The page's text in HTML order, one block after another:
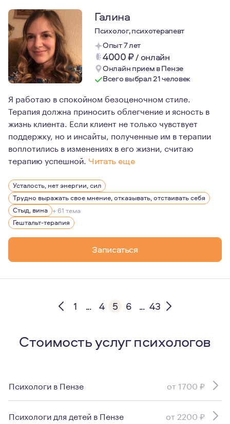
Галина
Психолог, психотерапевт
Опыт 7 лет
4000₽/ онлайн
Онлайн прием в Пензе
Всего выбрал 21 человек
Я работаю в спокойном безоценочном стиле.
Терапия должна приносить облегчение и ясность в
жизнь клиента. Если клиент не только чувствует
поддержку, но и инсайты, полученные им в терапии
воплотились в изменениях в его жизни, считаю
терапию успешной. Читать еще
В работе я применяю гештальт-подход, знания из
Усталость, нет энергии, сил
Трудно выражать свое мнение, отказывать, отстаивать себя
Стыд, вина + 61 тема
Гештальт-терапия
Записаться
1 ... 4 5 6 ... 43
Стоимость услуг психологов
Психологи в Пензе от 1700 ₽
Психологи для детей в Пензе от 2200 ₽